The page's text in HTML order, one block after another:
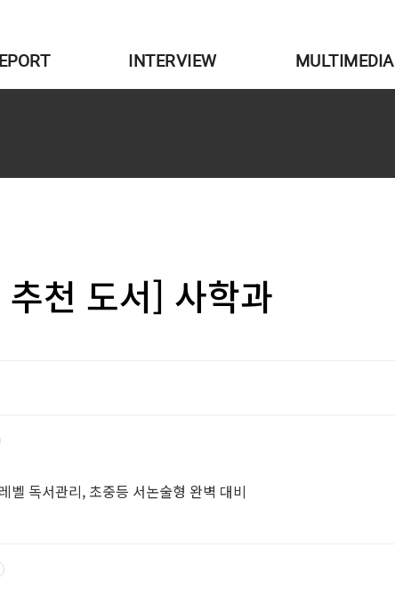
INTERVIEW MULTIMEDIA
추천 도서] 사학과
벨 독서관리, 초중등 서논술형 완벽 대비